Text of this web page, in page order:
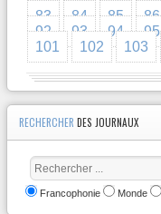
83
84 85 86
92
93 94 95
101
102 103
RECHERCHER DES JOURNAUX
Francophonie Monde